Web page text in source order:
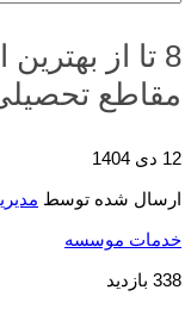
8 تا از
مقاطع
12 دی 1404
ارسال شده توسط
خدمات موسسه
338 بازدید